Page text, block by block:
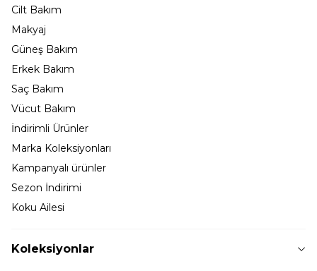
Cilt Bakım
Makyaj
Güneş Bakım
Erkek Bakım
Saç Bakım
Vücut Bakım
İndirimli Ürünler
Marka Koleksiyonları
Kampanyalı ürünler
Sezon İndirimi
Koku Ailesi
Koleksiyonlar